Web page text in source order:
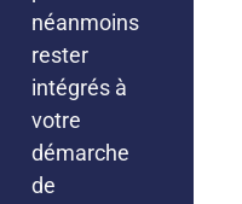
néanmoins
rester
intégrés à
votre
démarche
de